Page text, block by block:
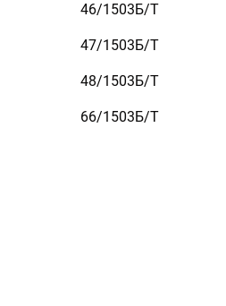
46/1503Б/Т
47/1503Б/Т
48/1503Б/Т
66/1503Б/Т